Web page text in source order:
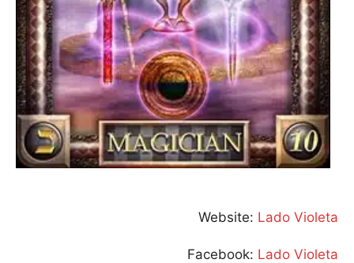
Website: Lado Violeta
Facebook: Lado Violeta